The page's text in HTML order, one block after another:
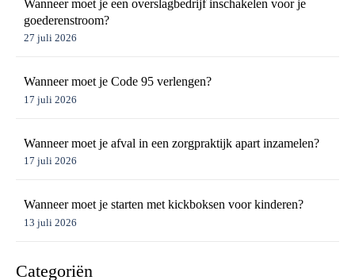
Wanneer moet je een overslagbedrijf inschakelen voor je
goederenstroom?
27 juli 2026
Wanneer moet je Code 95 verlengen?
17 juli 2026
Wanneer moet je afval in een zorgpraktijk apart inzamelen?
17 juli 2026
Wanneer moet je starten met kickboksen voor kinderen?
13 juli 2026
Categoriën